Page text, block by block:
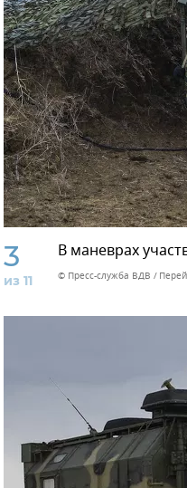
3
из 11
В маневрах
© Пресс-служба ВДВ